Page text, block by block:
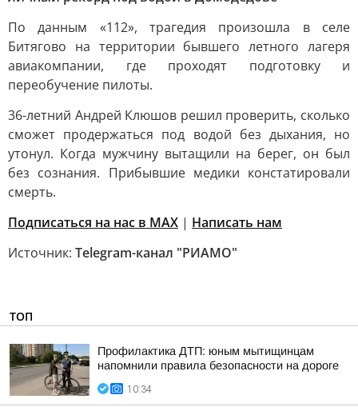
По данным «112», трагедия произошла в селе
Битягово на территории бывшего летного лагеря
авиакомпании, где проходят подготовку и
переобучение пилоты.
36-летний Андрей Клюшов решил проверить, сколько
сможет продержаться под водой без дыхания, но
утонул. Когда мужчину вытащили на берег, он был
без сознания. Прибывшие медики констатировали
смерть.
Подписаться на нас в MAX | Написать нам
Источник: Telegram-канал "РИАМО"
ТОП
Профилактика ДТП: юным мытищинцам
напомнили правила безопасности на дороге
10:34